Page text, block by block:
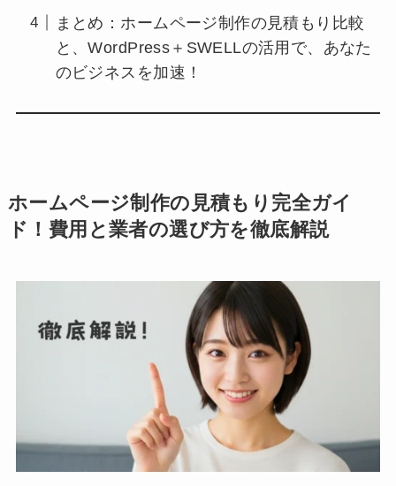
まとめ：ホームページ制作の見積もり比較
と、WordPress＋SWELLの活用で、あなた
のビジネスを加速！
ホームページ制作の見積もり完全ガイ
ド！費用と業者の選び方を徹底解説